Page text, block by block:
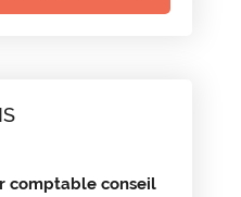
comptable conseil